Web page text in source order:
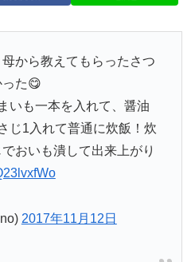
から教えてもらったさつ
った😋
いも一本を入れて、醤油
じ1入れて普通に炊飯！炊
おいも潰して出来上がり
2017年11月12日